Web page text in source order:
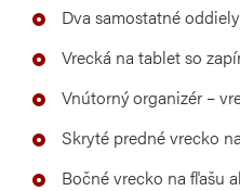
Dva samostatné
Vrecká na tablet so
Vnútorný organizér –
Skryté predné vrecko
Bočné vrecko na fľašu